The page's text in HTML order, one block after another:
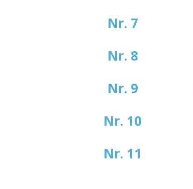
Nr. 7
Nr. 8
Nr. 9
Nr. 10
Nr. 11